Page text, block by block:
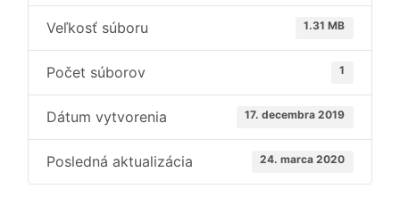
Veľkosť súboru 1.31 MB
Počet súborov 1
Dátum vytvorenia 17. decembra 2019
Posledná aktualizácia 24. marca 2020